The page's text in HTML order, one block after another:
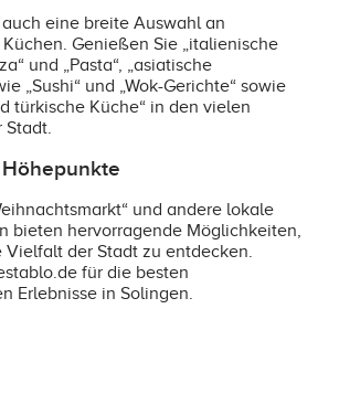
eine breite Auswahl an
Genießen Sie „italienische
und „Pasta“, „asiatische
„Sushi“ und „Wok-Gerichte“ sowie
türkische Küche“ in den vielen
Stadt.
und andere lokale
bieten hervorragende Möglichkeiten,
Vielfalt der Stadt zu entdecken.
für die besten
Erlebnisse in Solingen.